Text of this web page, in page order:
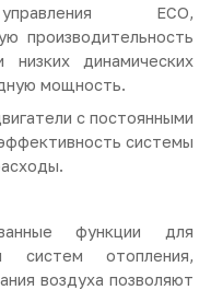
ECO,
производительность
динамических
мощность.
с постоянными
системы
функции для
систем отопления,
воздуха позволяют